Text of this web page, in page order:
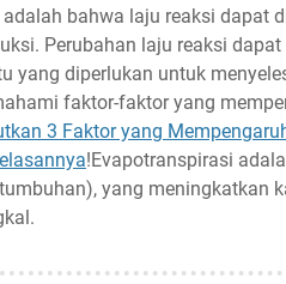
adalah bahwa laju reaksi dapat
Perubahan laju reaksi
yang diperlukan untuk
faktor-faktor yang
3 Faktor yang
!Evapotranspirasi
yang meningkatkan